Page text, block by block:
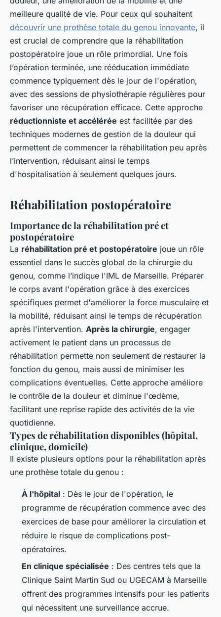
meilleure qualité de vie. Pour ceux qui souhaitent
découvrir une prothèse totale du genou innovante, il
est crucial de comprendre que la réhabilitation
postopératoire joue un rôle primordial. Une fois
l’opération terminée, une rééducation immédiate
commence typiquement dès le jour de l'opération,
avec des sessions de physiothérapie régulières pour
favoriser une récupération efficace. Cette approche
réductionniste et accélérée est facilitée par des
techniques modernes de gestion de la douleur qui
permettent de commencer la réhabilitation peu après
l’intervention, réduisant ainsi le temps
d'hospitalisation à seulement quelques jours.
Réhabilitation postopératoire
Importance de la réhabilitation pré et
postopératoire
La réhabilitation pré et postopératoire joue un rôle
essentiel dans le succès global de la chirurgie du
genou, comme l’indique l'IML de Marseille. Préparer
le corps avant l'opération grâce à des exercices
spécifiques permet d'améliorer la force musculaire et
la mobilité, réduisant ainsi le temps de récupération
après l'intervention. Après la chirurgie, engager
activement le patient dans un processus de
réhabilitation permette non seulement de restaurer la
fonction du genou, mais aussi de minimiser les
complications éventuelles. Cette approche améliore
le contrôle de la douleur et diminue l'œdème,
facilitant une reprise rapide des activités de la vie
quotidienne.
Types de réhabilitation disponibles (hôpital,
clinique, domicile)
Il existe plusieurs options pour la réhabilitation après
une prothèse totale du genou :
À l'hôpital : Dès le jour de l'opération, le
programme de récupération commence avec des
exercices de base pour améliorer la circulation et
réduire le risque de complications post-
opératoires.
En clinique spécialisée : Des centres tels que la
Clinique Saint Martin Sud ou UGECAM à Marseille
offrent des programmes intensifs pour les patients
qui nécessitent une surveillance accrue.